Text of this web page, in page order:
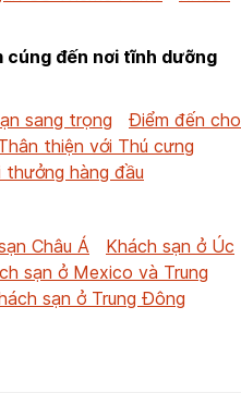
cúng đến nơi tĩnh dưỡng
sang trọng
Điểm đến cho
thiện với Thú cưng
hàng đầu
Châu Á
Khách sạn ở Úc
sạn ở Mexico và Trung
sạn ở Trung Đông